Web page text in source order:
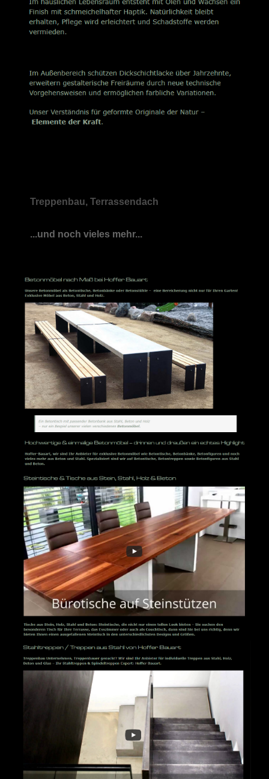
Treppenbau, Terrassendach
...und noch vieles mehr...